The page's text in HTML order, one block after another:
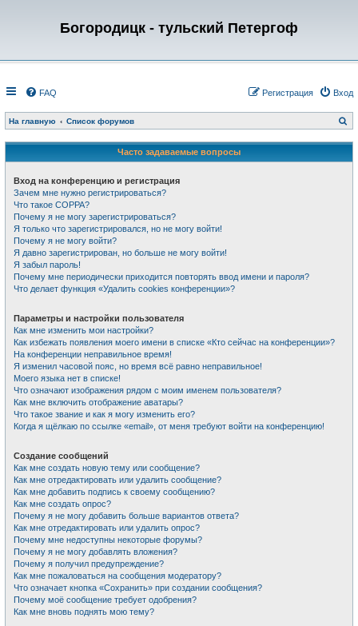
Богородицк - тульский Петергоф
FAQ Вход
Регистрация
На главную Список форумов
о
с
Часто задаваемые вопросы
Вход на конференцию и регистрация
Зачем мне нужно регистрироваться?
Что такое COPPA?
Почему я не могу зарегистрироваться?
Я только что зарегистрировался, но не могу войти!
Почему я не могу войти?
Я давно зарегистрирован, но больше не могу войти!
Я забыл пароль!
Почему мне периодически приходится повторять ввод имени и пароля?
Что делает функция «Удалить cookies конференции»?
Параметры и настройки пользователя
Как мне изменить мои настройки?
Как избежать появления моего имени в списке «Кто сейчас на конференции»?
На конференции неправильное время!
Я изменил часовой пояс, но время всё равно неправильное!
Моего языка нет в списке!
Что означают изображения рядом с моим именем пользователя?
Как мне включить отображение аватары?
Что такое звание и как я могу изменить его?
Когда я щёлкаю по ссылке «email», от меня требуют войти на конференцию!
Создание сообщений
Как мне создать новую тему или сообщение?
Как мне отредактировать или удалить сообщение?
Как мне добавить подпись к своему сообщению?
Как мне создать опрос?
Почему я не могу добавить больше вариантов ответа?
Как мне отредактировать или удалить опрос?
Почему мне недоступны некоторые форумы?
Почему я не могу добавлять вложения?
Почему я получил предупреждение?
Как мне пожаловаться на сообщения модератору?
Что означает кнопка «Сохранить» при создании сообщения?
Почему моё сообщение требует одобрения?
Как мне вновь поднять мою тему?